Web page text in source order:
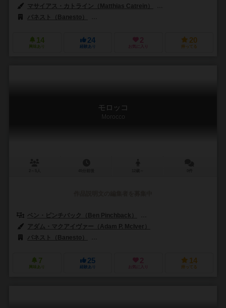
マサイアス・カトライン（Matthias Catrein）
バネスト（Banesto）
14
興味あり
24
経験あり
2
お気に入り
20
持ってる
モロッコ
Morocco
ベン・ピンチバック（Ben Pinchback）
アダム・マクアイヴァー（Adam P. McIver）
バネスト（Banesto）
7
興味あり
25
経験あり
2
お気に入り
14
持ってる